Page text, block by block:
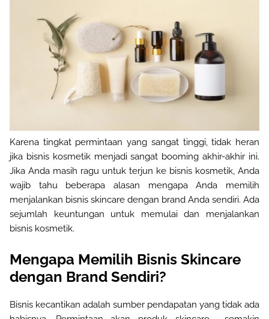
Karena tingkat permintaan yang sangat tinggi, tidak heran
jika bisnis kosmetik menjadi sangat booming akhir-akhir ini.
Jika Anda masih ragu untuk terjun ke bisnis kosmetik, Anda
wajib tahu beberapa alasan mengapa Anda memilih
menjalankan bisnis skincare dengan brand Anda sendiri. Ada
sejumlah keuntungan untuk memulai dan menjalankan
bisnis kosmetik.
Mengapa Memilih Bisnis Skincare
dengan Brand Sendiri?
Bisnis kecantikan adalah sumber pendapatan yang tidak ada